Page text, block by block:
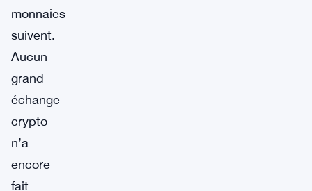
monnaies
suivent.
Aucun
grand
échange
crypto
n’a
encore
fait